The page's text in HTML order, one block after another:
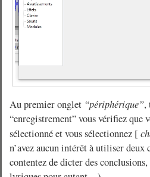
Au premier onglet “périphérique”,
“enregistrement” vous vérifiez que
sélectionné et vous sélectionnez [
n’avez aucun intérêt à utiliser deux
contentez de dicter des